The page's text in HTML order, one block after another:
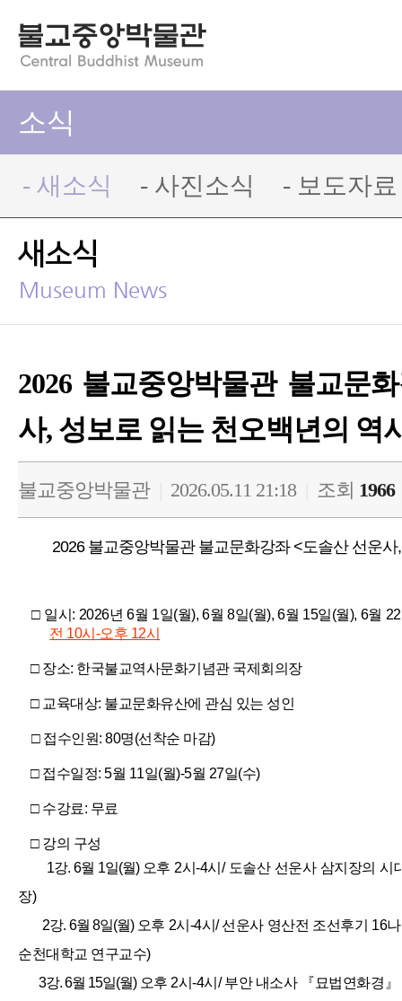
소식
- 새소식 - 사진소식 - 보도자료
새소식
Museum News
2026 불교중앙박물관 불교문
사, 성보로 읽는 천오백년의 역
불교중앙박물관 2026.05.11 21:18 조회 1966
2026 불교중앙박물관 불교문화강좌 <도솔산 선운
□ 일시: 2026년 6월 1일(월), 6월 8일(월), 6월 15일(월), 6월
전 10시-오후 12시
□ 장소: 한국불교역사문화기념관 국제회의장
□ 교육대상: 불교문화유산에 관심 있는 성인
□ 접수인원: 80명(선착순 마감)
□ 접수일정: 5월 11일(월)-5월 27일(수)
□ 수강료: 무료
□ 강의 구성
1강. 6월 1일(월) 오후 2시-4시/ 도솔산 선운사 삼지장의 시
장)
2강. 6월 8일(월) 오후 2시-4시/선운사 영산전 조선후기 16
순천대학교 연구교수)
3강. 6월 15일(월) 오후 2시-4시/부안 내소사 『묘법연화경